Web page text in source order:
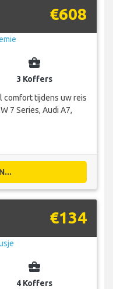
€608
business_center
3 Koffers
comfort tijdens uw reis
7 Series, Audi A7,
€134
business_center
4 Koffers